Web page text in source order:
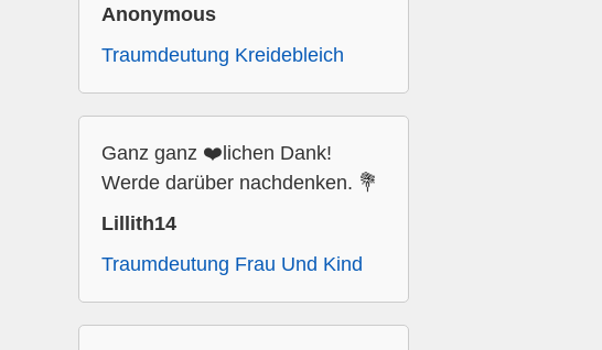
Anonymous
Traumdeutung Kreidebleich
Ganz ganz ❤️lichen Dank!
Werde darüber nachdenken. 💐
Lillith14
Traumdeutung Frau Und Kind